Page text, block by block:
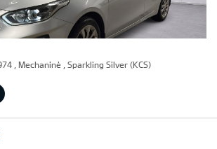
, Mechaninė , Sparkling Silver (KCS)